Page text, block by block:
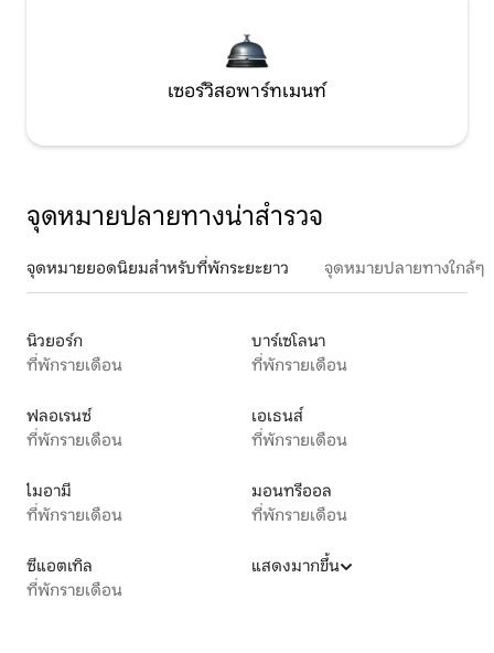
เซอร์วิสอพาร์ทเมนท์
จุดหมายปลายทางน่าสำรวจ
จุดหมายยอดนิยมสำหรับที่พักระยะยาว จุดหมายปลายทางใกล้ๆ
นิวยอร์ก
ที่พักรายเดือน
บาร์เซโลนา
ที่พักรายเดือน
ฟลอเรนซ์
ที่พักรายเดือน
เอเธนส์
ที่พักรายเดือน
ไมอามี
ที่พักรายเดือน
มอนทรีออล
ที่พักรายเดือน
ซีแอตเทิล
ที่พักรายเดือน
แสดงมากขึ้น